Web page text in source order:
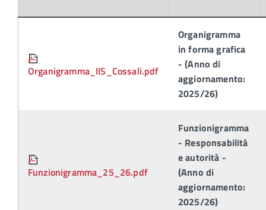
Organigramma_IIS_Cossali.pdf
Organigramma
in forma grafica
- (Anno di
aggiornamento:
2025/26)
Funzionigramma_25_26.pdf
Funzionigramma
- Responsabilità
e autorità -
(Anno di
aggiornamento:
2025/26)